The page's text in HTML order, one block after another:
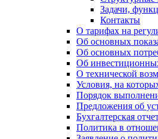
Задачи,
Контакты
О тарифах на
Об основных
Об основных
Об
О технической
Условия, на
Порядок
Предложения об
Бухгалтерская
Политика в